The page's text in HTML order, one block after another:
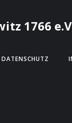
1766
DATENSCHUTZ